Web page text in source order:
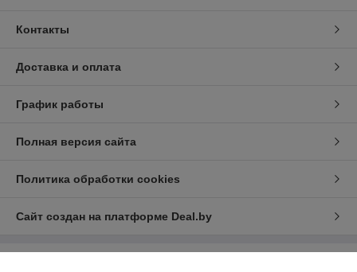
Контакты
Доставка и оплата
График работы
Полная версия сайта
Политика обработки cookies
Сайт создан на платформе Deal.by